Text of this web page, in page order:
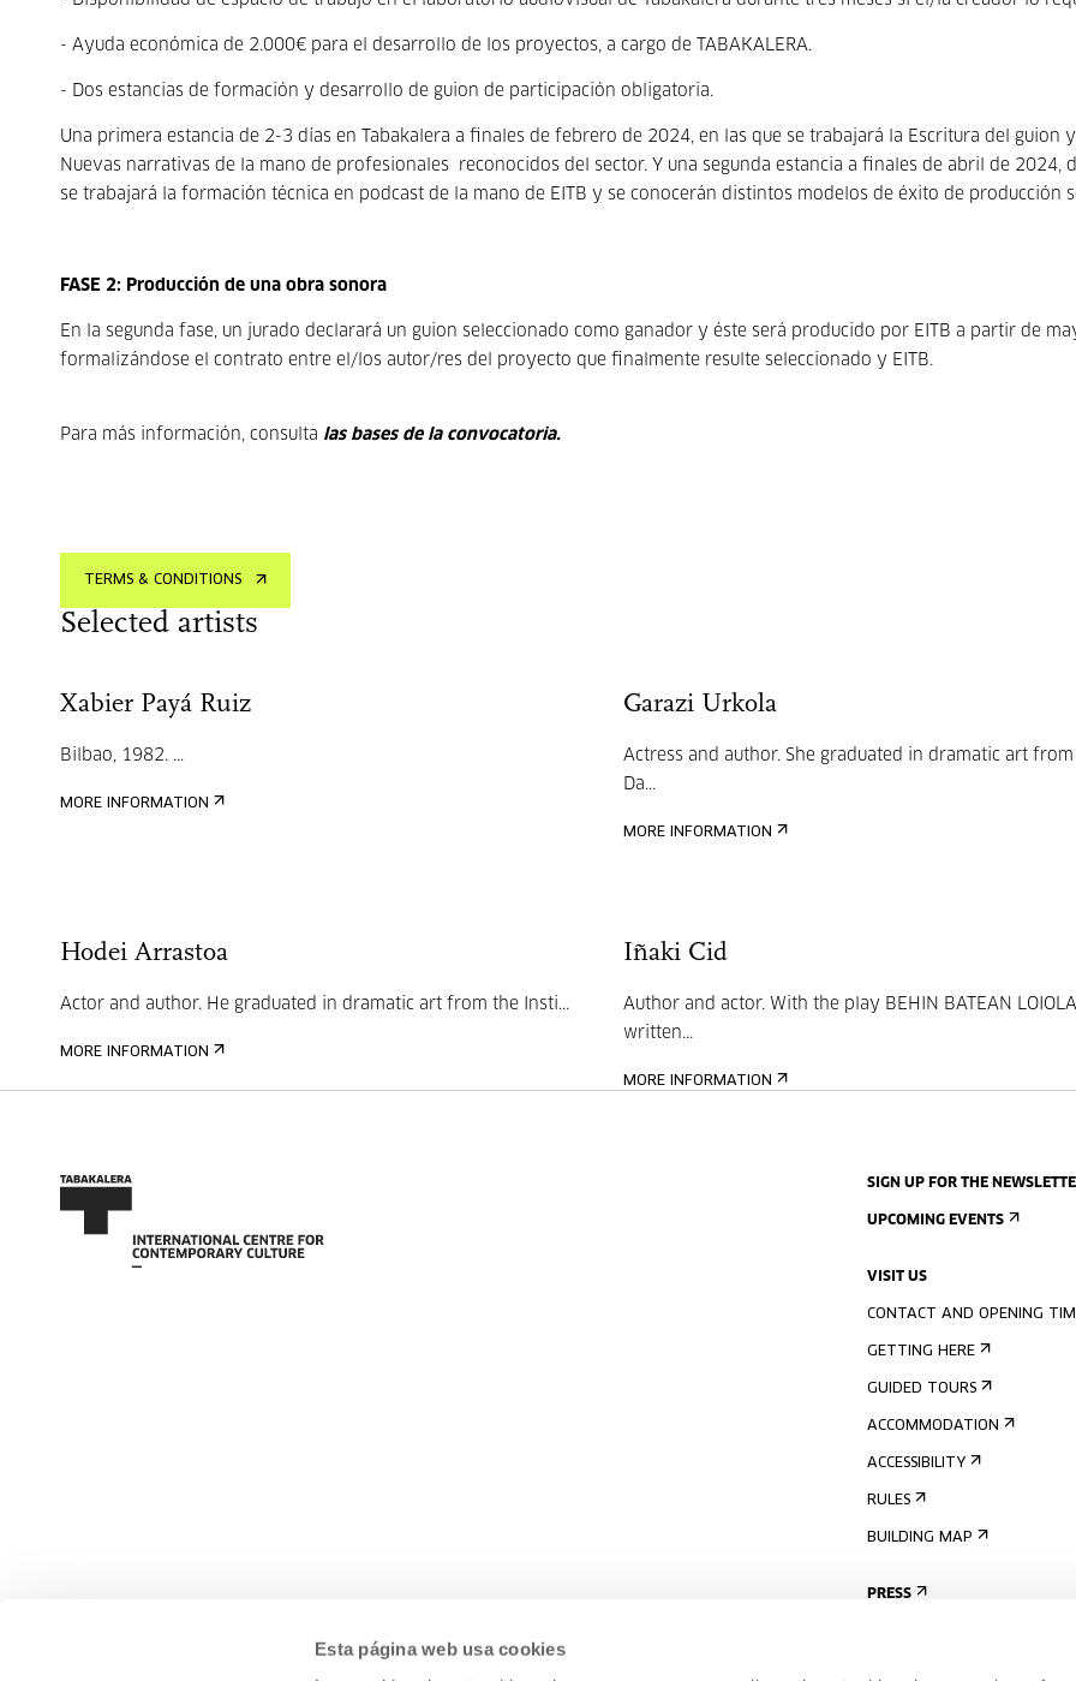
Esta página web usa cookies
- Ayuda económica de 2.000€ para el desarrollo de los proyectos, a cargo de TABAKALERA.
- Dos estancias de formación y desarrollo de guion de participación obligatoria.
Una primera estancia de 2-3 días en Tabakalera a finales de febrero de 2024, en las que se trabajará la Escritura del guion y
Nuevas narrativas de la mano de profesionales reconocidos del sector. Y una segunda estancia a finales de abril de 2024,
se trabajará la formación técnica en podcast de la mano de EITB y se conocerán distintos modelos de éxito de producción
FASE 2: Producción de una obra sonora
En la segunda fase, un jurado declarará un guion seleccionado como ganador y éste será producido por EITB a partir de
formalizándose el contrato entre el/los autor/res del proyecto que finalmente resulte seleccionado y EITB.
Para más información, consulta las bases de la convocatoria.
TERMS & CONDITIONS
Selected artists
Xabier Payá Ruiz
Bilbao, 1982. ...
MORE INFORMATION
Garazi Urkola
Actress and author. She graduated in dramatic art
Da...
MORE INFORMATION
Hodei Arrastoa
Actor and author. He graduated in dramatic art from the Insti...
MORE INFORMATION
Iñaki Cid
Author and actor. With the play BEHIN BATEAN
written...
MORE INFORMATION
SIGN UP FOR THE
UPCOMING EVENTS
VISIT US
CONTACT AND OPENING
GETTING HERE
GUIDED TOURS
ACCOMMODATION
ACCESSIBILITY
RULES
BUILDING MAP
PRESS